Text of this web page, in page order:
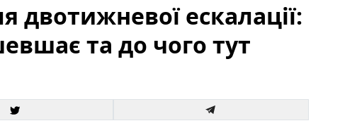
двотижневої ескалації:
та до чого тут